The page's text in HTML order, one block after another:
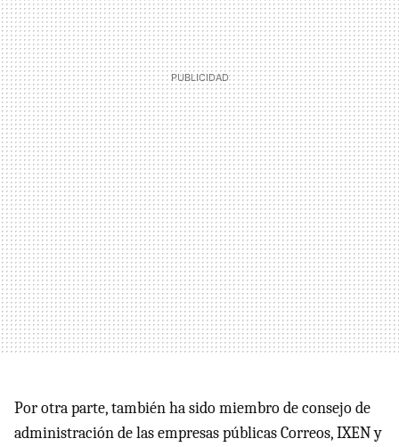
Por otra parte, también ha sido miembro de consejo de
administración de las empresas públicas Correos, IXEN y